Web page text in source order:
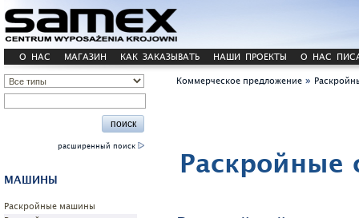
О НАС МАГАЗИН КАК ЗАКАЗЫВАТЬ НАШИ ПРОЕКТЫ О НАС
расширенный поиск
МАШИНЫ
Pаскройные машины
Коммерческое предложение »
Раскройные